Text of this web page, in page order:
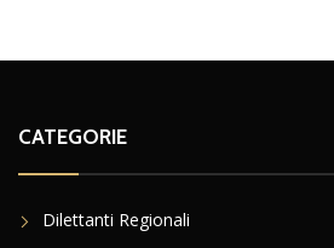
CATEGORIE
Dilettanti Regionali